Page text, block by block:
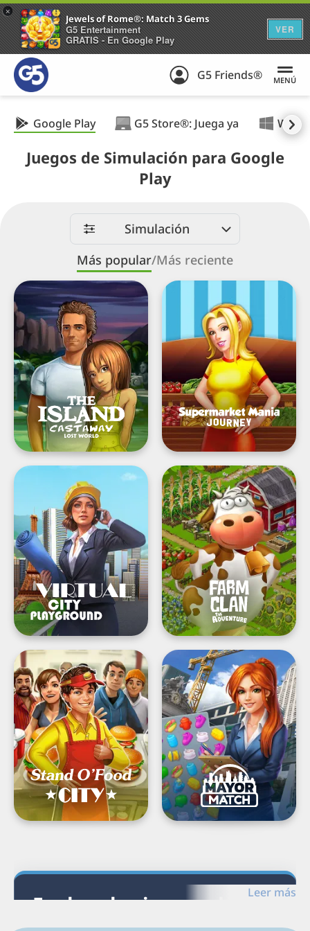
Jewels of Rome®: Match 3 Gems
G5 Entertainment
GRATIS - En Google Play
VER
+
G5 Friends® MENÚ
Google Play G5 Store®: Juega ya
Juegos de Simulación para Google
Play
Simulación
Más popular/Más reciente
The
Island
Castaway:
Lost
World®
Supermarket
Journey
Virtual
Playground®:
Building
Tycoon
Farm
Clan®:
Farm
Life
Adventure
Stand
O’Food®
City:
Virtual
Frenzy
Mayor
Match:
Town
Strategy
Page
Leer más
Explora los juegos de